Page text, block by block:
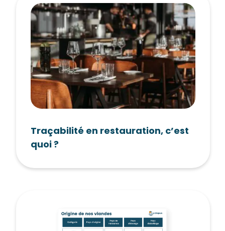
Traçabilité en restauration, c’est
quoi ?